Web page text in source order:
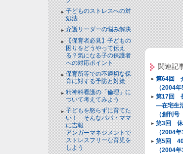
子どものストレスへの対
処法
介護リーダーの悩み解決
【保育者必見】子どもの
困りをどうやって伝え
る？気になる子の保護者
への対応ポイント
保育所等での不適切な保
育に対する予防と対策
精神科看護の「倫理」に
ついて考えてみよう
子どもを怒らずに育てた
い！ そんなパパ・ママ
に吉報
アンガーマネジメントで
ストレスフリーな育児を
しよう
関連記
第64回
（2004
第17回
―在宅生
（創刊号
第3回 休
（2004
第5回 40
（2004